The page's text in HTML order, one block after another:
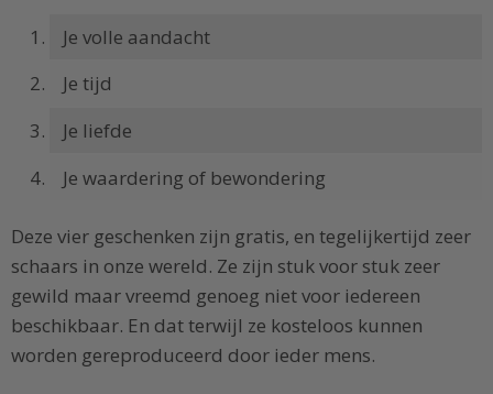
Je volle aandacht
Je tijd
Je liefde
Je waardering of bewondering
Deze vier geschenken zijn gratis, en tegelijkertijd zeer
schaars in onze wereld. Ze zijn stuk voor stuk zeer
gewild maar vreemd genoeg niet voor iedereen
beschikbaar. En dat terwijl ze kosteloos kunnen
worden gereproduceerd door ieder mens.